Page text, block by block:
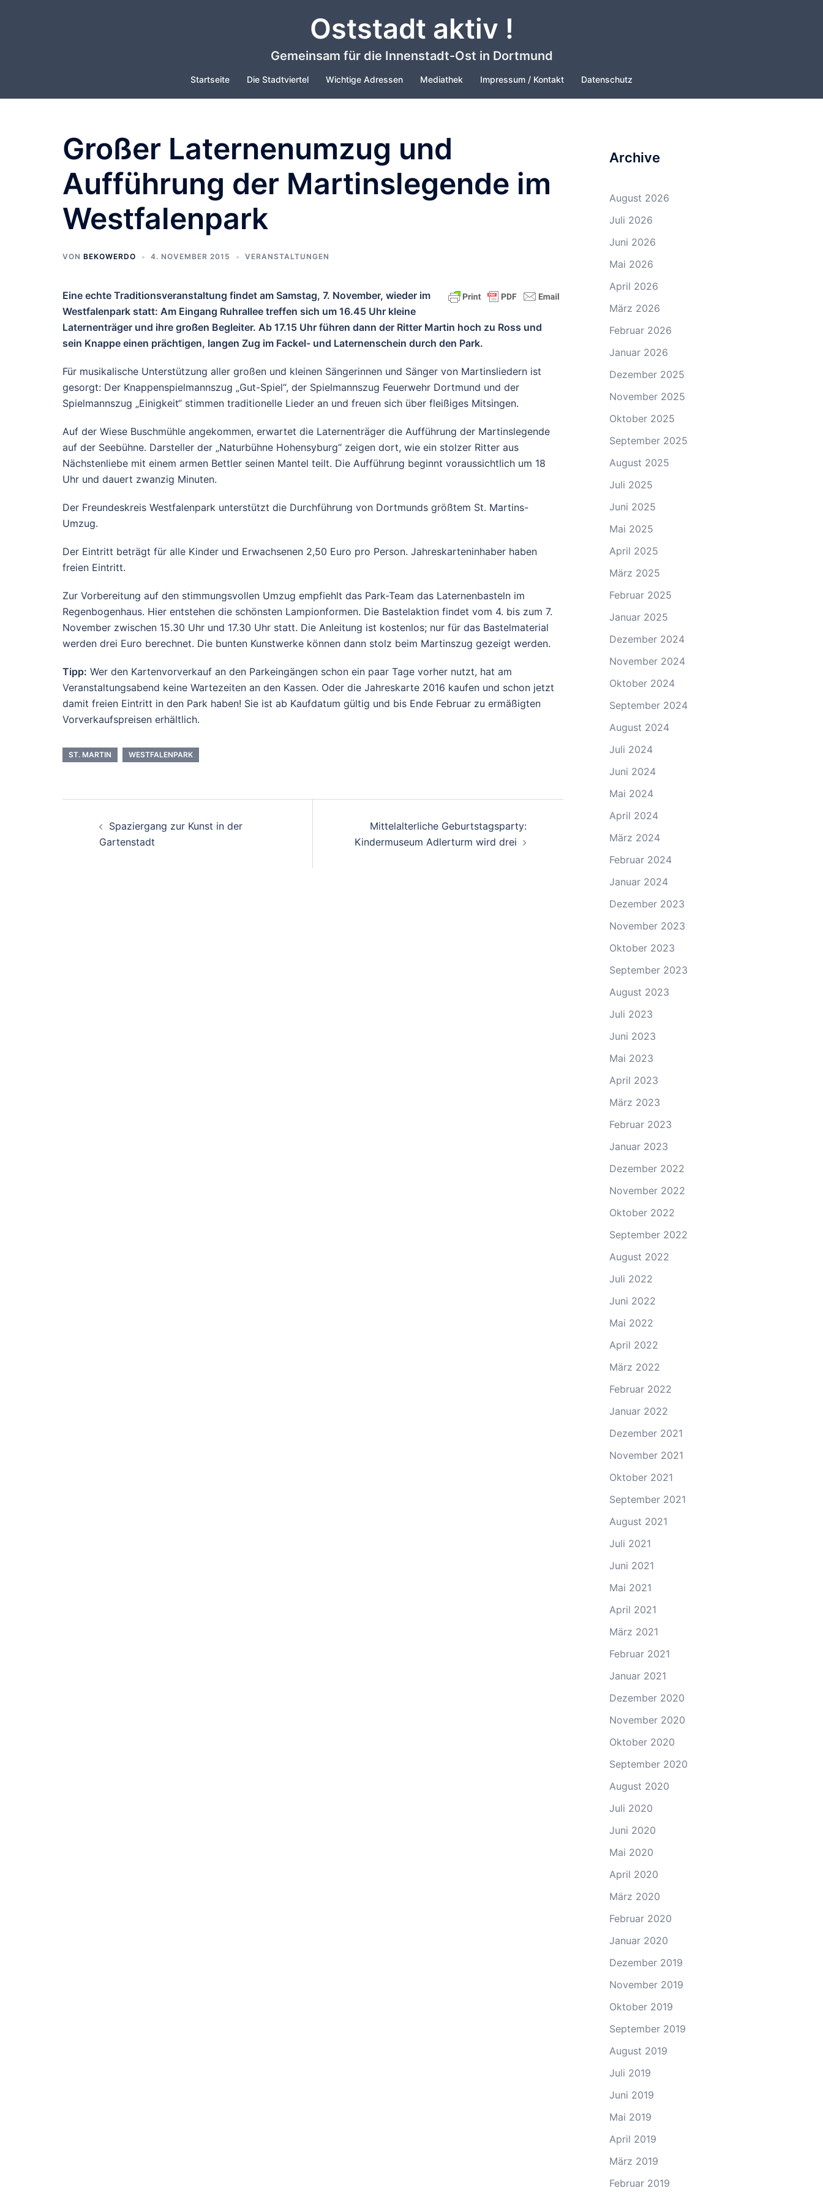
Oststadt aktiv !
Gemeinsam für die Innenstadt-Ost in Dortmund
Startseite Die Stadtviertel Wichtige Adressen Mediathek Impressum / Kontakt Datenschutz
Großer Laternenumzug und
Aufführung der Martinslegende im
Westfalenpark
VON BEKOWERDO 4. NOVEMBER 2015 VERANSTALTUNGEN
Eine echte Traditionsveranstaltung findet am Samstag, 7. November, wieder im
Westfalenpark statt: Am Eingang Ruhrallee treffen sich um 16.45 Uhr kleine
Laternenträger und ihre großen Begleiter. Ab 17.15 Uhr führen dann der Ritter Martin hoch zu Ross und
sein Knappe einen prächtigen, langen Zug im Fackel- und Laternenschein durch den Park.
Für musikalische Unterstützung aller großen und kleinen Sängerinnen und Sänger von Martinsliedern ist
gesorgt: Der Knappenspielmannszug „Gut-Spiel“, der Spielmannszug Feuerwehr Dortmund und der
Spielmannszug „Einigkeit“ stimmen traditionelle Lieder an und freuen sich über fleißiges Mitsingen.
Auf der Wiese Buschmühle angekommen, erwartet die Laternenträger die Aufführung der Martinslegende
auf der Seebühne. Darsteller der „Naturbühne Hohensyburg“ zeigen dort, wie ein stolzer Ritter aus
Nächstenliebe mit einem armen Bettler seinen Mantel teilt. Die Aufführung beginnt voraussichtlich um 18
Uhr und dauert zwanzig Minuten.
Der Freundeskreis Westfalenpark unterstützt die Durchführung von Dortmunds größtem St. Martins-
Umzug.
Der Eintritt beträgt für alle Kinder und Erwachsenen 2,50 Euro pro Person. Jahreskarteninhaber haben
freien Eintritt.
Zur Vorbereitung auf den stimmungsvollen Umzug empfiehlt das Park-Team das Laternenbasteln im
Regenbogenhaus. Hier entstehen die schönsten Lampionformen. Die Bastelaktion findet vom 4. bis zum 7.
November zwischen 15.30 Uhr und 17.30 Uhr statt. Die Anleitung ist kostenlos; nur für das Bastelmaterial
werden drei Euro berechnet. Die bunten Kunstwerke können dann stolz beim Martinszug gezeigt werden.
Tipp: Wer den Kartenvorverkauf an den Parkeingängen schon ein paar Tage vorher nutzt, hat am
Veranstaltungsabend keine Wartezeiten an den Kassen. Oder die Jahreskarte 2016 kaufen und schon jetzt
damit freien Eintritt in den Park haben! Sie ist ab Kaufdatum gültig und bis Ende Februar zu ermäßigten
Vorverkaufspreisen erhältlich.
ST. MARTIN WESTFALENPARK
Beitrags-
Navigation
Spaziergang zur Kunst in der
Gartenstadt
Mittelalterliche Geburtstagsparty:
Kindermuseum Adlerturm wird drei
Archive
August 2026
Juli 2026
Juni 2026
Mai 2026
April 2026
März 2026
Februar 2026
Januar 2026
Dezember 2025
November 2025
Oktober 2025
September 2025
August 2025
Juli 2025
Juni 2025
Mai 2025
April 2025
März 2025
Februar 2025
Januar 2025
Dezember 2024
November 2024
Oktober 2024
September 2024
August 2024
Juli 2024
Juni 2024
Mai 2024
April 2024
März 2024
Februar 2024
Januar 2024
Dezember 2023
November 2023
Oktober 2023
September 2023
August 2023
Juli 2023
Juni 2023
Mai 2023
April 2023
März 2023
Februar 2023
Januar 2023
Dezember 2022
November 2022
Oktober 2022
September 2022
August 2022
Juli 2022
Juni 2022
Mai 2022
April 2022
März 2022
Februar 2022
Januar 2022
Dezember 2021
November 2021
Oktober 2021
September 2021
August 2021
Juli 2021
Juni 2021
Mai 2021
April 2021
März 2021
Februar 2021
Januar 2021
Dezember 2020
November 2020
Oktober 2020
September 2020
August 2020
Juli 2020
Juni 2020
Mai 2020
April 2020
März 2020
Februar 2020
Januar 2020
Dezember 2019
November 2019
Oktober 2019
September 2019
August 2019
Juli 2019
Juni 2019
Mai 2019
April 2019
März 2019
Februar 2019